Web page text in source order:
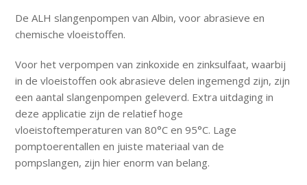
De ALH slangenpompen van Albin, voor abrasieve en
chemische vloeistoffen.
Voor het verpompen van zinkoxide en zinksulfaat, waarbij
in de vloeistoffen ook abrasieve delen ingemengd zijn, zijn
een aantal slangenpompen geleverd. Extra uitdaging in
deze applicatie zijn de relatief hoge
vloeistoftemperaturen van 80°C en 95°C. Lage
pomptoerentallen en juiste materiaal van de
pompslangen, zijn hier enorm van belang.